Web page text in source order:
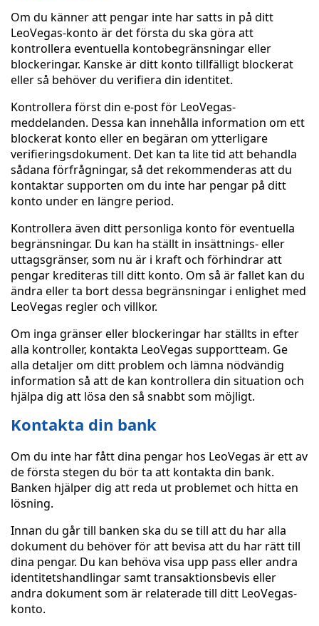
Om du känner att pengar inte har satts in på ditt
LeoVegas-konto är det första du ska göra att
kontrollera eventuella kontobegränsningar eller
blockeringar. Kanske är ditt konto tillfälligt blockerat
eller så behöver du verifiera din identitet.
Kontrollera först din e-post för LeoVegas-
meddelanden. Dessa kan innehålla information om ett
blockerat konto eller en begäran om ytterligare
verifieringsdokument. Det kan ta lite tid att behandla
sådana förfrågningar, så det rekommenderas att du
kontaktar supporten om du inte har pengar på ditt
konto under en längre period.
Kontrollera även ditt personliga konto för eventuella
begränsningar. Du kan ha ställt in insättnings- eller
uttagsgränser, som nu är i kraft och förhindrar att
pengar krediteras till ditt konto. Om så är fallet kan du
ändra eller ta bort dessa begränsningar i enlighet med
LeoVegas regler och villkor.
Om inga gränser eller blockeringar har ställts in efter
alla kontroller, kontakta LeoVegas supportteam. Ge
alla detaljer om ditt problem och lämna nödvändig
information så att de kan kontrollera din situation och
hjälpa dig att lösa den så snabbt som möjligt.
Kontakta din bank
Om du inte har fått dina pengar hos LeoVegas är ett av
de första stegen du bör ta att kontakta din bank.
Banken hjälper dig att reda ut problemet och hitta en
lösning.
Innan du går till banken ska du se till att du har alla
dokument du behöver för att bevisa att du har rätt till
dina pengar. Du kan behöva visa upp pass eller andra
identitetshandlingar samt transaktionsbevis eller
andra dokument som är relaterade till ditt LeoVegas-
konto.